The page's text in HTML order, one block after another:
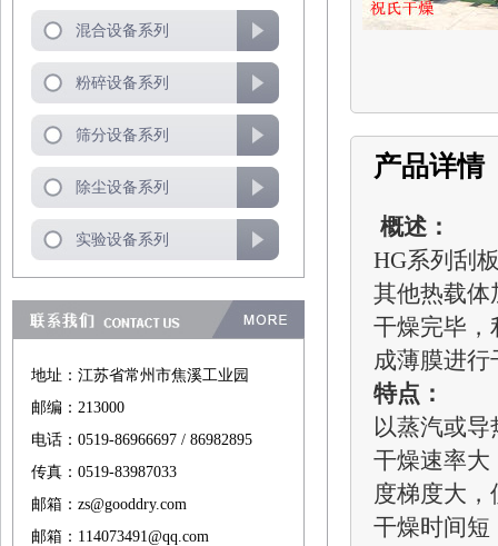
混合设备系列
粉碎设备系列
筛分设备系列
除尘设备系列
实验设备系列
地址：江苏省常州市焦溪工业园
邮编：213000
电话：0519-86966697 / 86982895
传真：0519-83987033
邮箱：zs@gooddry.com
邮箱：114073491@qq.com
产品详情
概述：
HG系列刮
其他热载体
干燥完毕，
成薄膜进行
特点：
以蒸汽或
干燥速率大
度梯度大
干燥时间短